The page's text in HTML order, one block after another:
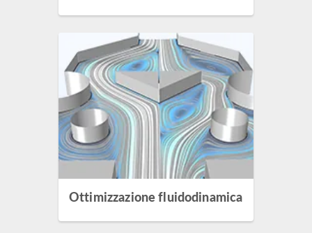
Ottimizzazione fluidodinamica